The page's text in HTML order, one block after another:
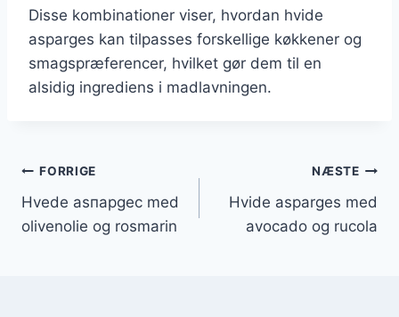
Disse kombinationer viser, hvordan hvide
asparges kan tilpasses forskellige køkkener og
smagspræferencer, hvilket gør dem til en
alsidig ingrediens i madlavningen.
Indlægsnavigation
FORRIGE
Hvede asпарgeс med
olivenolie og rosmarin
NÆSTE
Hvide asparges med
avocado og rucola